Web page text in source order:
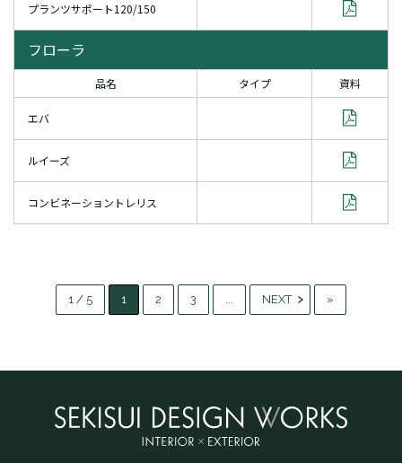
プランツサポート120/150
フローラ
品名 タイプ 資料
エバ
ルイーズ
コンビネーショントレリス
1 / 5 1 2 3 ... NEXT »